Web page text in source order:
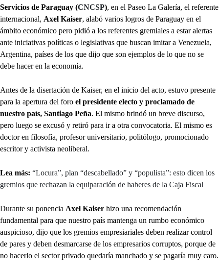
Servicios de Paraguay (CNCSP), en el Paseo La Galería, el referente
internacional, Axel Kaiser, alabó varios logros de Paraguay en el
ámbito económico pero pidió a los referentes gremiales a estar alertas
ante iniciativas políticas o legislativas que buscan imitar a Venezuela,
Argentina, países de los que dijo que son ejemplos de lo que no se
debe hacer en la economía.
Antes de la disertación de Kaiser, en el inicio del acto, estuvo presente
para la apertura del foro el presidente electo y proclamado de
nuestro país, Santiago Peña. El mismo brindó un breve discurso,
pero luego se excusó y retiró para ir a otra convocatoria. El mismo es
doctor en filosofía, profesor universitario, politólogo, promocionado
escritor y activista neoliberal.
Lea más: “Locura”, plan “descabellado” y “populista”: esto dicen los
gremios que rechazan la equiparación de haberes de la Caja Fiscal
Durante su ponencia Axel Kaiser hizo una recomendación
fundamental para que nuestro país mantenga un rumbo económico
auspicioso, dijo que los gremios empresiariales deben realizar control
de pares y deben desmarcarse de los empresarios corruptos, porque de
no hacerlo el sector privado quedaría manchado y se pagaría muy caro.